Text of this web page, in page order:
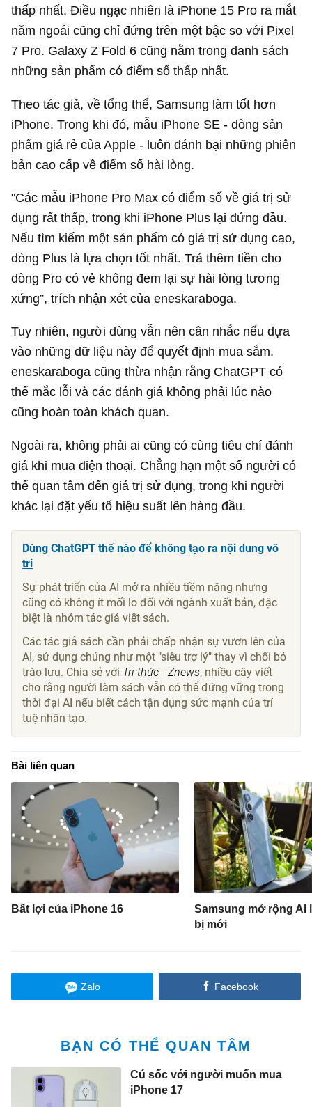
thấp nhất. Điều ngạc nhiên là iPhone 15 Pro ra mắt
năm ngoái cũng chỉ đứng trên một bậc so với Pixel
7 Pro. Galaxy Z Fold 6 cũng nằm trong danh sách
những sản phẩm có điểm số thấp nhất.
Theo tác giả, về tổng thể, Samsung làm tốt hơn
iPhone. Trong khi đó, mẫu iPhone SE - dòng sản
phẩm giá rẻ của Apple - luôn đánh bại những phiên
bản cao cấp về điểm số hài lòng.
"Các mẫu iPhone Pro Max có điểm số về giá trị sử
dụng rất thấp, trong khi iPhone Plus lại đứng đầu.
Nếu tìm kiếm một sản phẩm có giá trị sử dụng cao,
dòng Plus là lựa chọn tốt nhất. Trả thêm tiền cho
dòng Pro có vẻ không đem lại sự hài lòng tương
xứng”, trích nhận xét của eneskaraboga.
Tuy nhiên, người dùng vẫn nên cân nhắc nếu dựa
vào những dữ liệu này để quyết định mua sắm.
eneskaraboga cũng thừa nhận rằng ChatGPT có
thể mắc lỗi và các đánh giá không phải lúc nào
cũng hoàn toàn khách quan.
Ngoài ra, không phải ai cũng có cùng tiêu chí đánh
giá khi mua điện thoại. Chẳng hạn một số người có
thể quan tâm đến giá trị sử dụng, trong khi người
khác lại đặt yếu tố hiệu suất lên hàng đầu.
Dùng ChatGPT thế nào để không tạo ra nội dung vô
tri
Sự phát triển của AI mở ra nhiều tiềm năng nhưng
cũng có không ít mối lo đối với ngành xuất bản, đặc
biệt là nhóm tác giả viết sách.
Các tác giả sách cần phải chấp nhận sự vươn lên của
AI, sử dụng chúng như một "siêu trợ lý" thay vì chối bỏ
trào lưu. Chia sẻ với Tri thức - Znews, nhiều cây viết
cho rằng người làm sách vẫn có thể đứng vững trong
thời đại AI nếu biết cách tận dụng sức mạnh của trí
tuệ nhân tạo.
Bài liên quan
Bất lợi của iPhone 16
Samsung mở rộng AI
bị mới
Zalo Facebook
BẠN CÓ THỂ QUAN TÂM
Cú sốc với người muốn mua
iPhone 17